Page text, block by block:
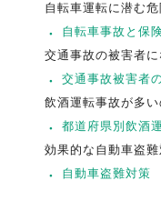
自転車運転に潜む
自転車事故と保
交通事故の被害者に
交通事故被害者
飲酒運転事故が多
都道府県別飲酒
効果的な自動車盗難
自動車盗難対策